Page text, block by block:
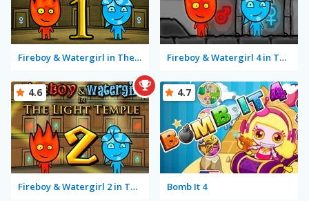
Fireboy & Watergirl in The Forest Temple Fireboy & Watergirl 4 in The Crystal Temple
Fireboy & Watergirl 2 in The Light Temple
4.6
Bomb It 4
4.7